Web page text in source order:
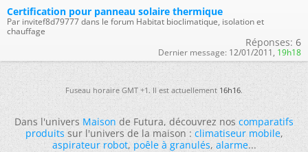
Certification pour panneau solaire thermique
Par invitef8d79777 dans le forum Habitat bioclimatique, isolation et
chauffage
Réponses: 6
Dernier message: 12/01/2011, 19h18
Fuseau horaire GMT +1. Il est actuellement16h16.
Dans l'universMaisonde Futura, découvrez noscomparatifs
produitssur l'univers de la maison :climatiseur mobile,
aspirateur robot,poêle à granulés,alarme...